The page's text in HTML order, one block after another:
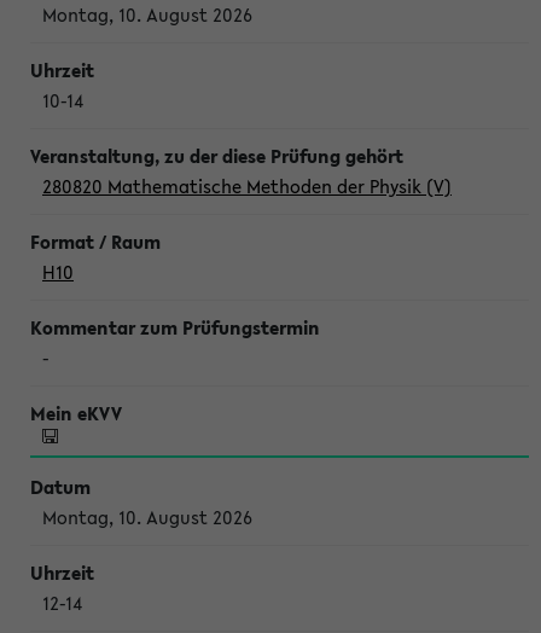
Montag, 10. August 2026
10-14
280820 Mathematische Methoden der Physik (V)
H10
-
Montag, 10. August 2026
12-14